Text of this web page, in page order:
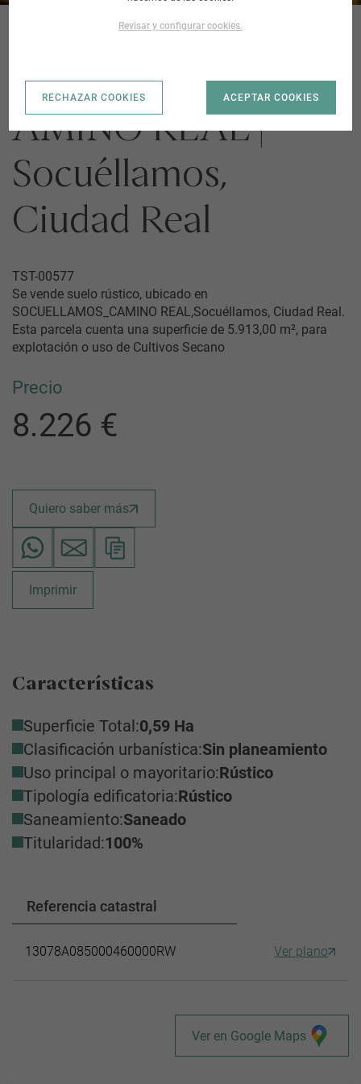
SOCUELLAMOS_C
AMINO REAL |
Socuéllamos,
Ciudad Real
TST-00577
Se vende suelo rústico, ubicado en
SOCUELLAMOS_CAMINO REAL,Socuéllamos, Ciudad Real.
Esta parcela cuenta una superficie de 5.913,00 m², para
explotación o uso de Cultivos Secano
Precio
8.226 €
Quiero saber más
Imprimir
Características
Superficie Total:0,59 Ha
Clasificación urbanística:Sin planeamiento
Uso principal o mayoritario:Rústico
Tipología edificatoria:Rústico
Saneamiento:Saneado
Titularidad:100%
Referencia catastral
13078A085000460000RW Ver plano
Ver en Google Maps
Revisar y configurar cookies.
RECHAZAR COOKIES ACEPTAR COOKIES